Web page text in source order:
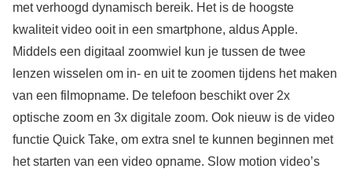
met verhoogd dynamisch bereik. Het is de hoogste
kwaliteit video ooit in een smartphone, aldus Apple.
Middels een digitaal zoomwiel kun je tussen de twee
lenzen wisselen om in- en uit te zoomen tijdens het maken
van een filmopname. De telefoon beschikt over 2x
optische zoom en 3x digitale zoom. Ook nieuw is de video
functie Quick Take, om extra snel te kunnen beginnen met
het starten van een video opname. Slow motion video’s